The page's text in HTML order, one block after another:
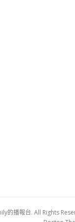
的播報台. All Rights